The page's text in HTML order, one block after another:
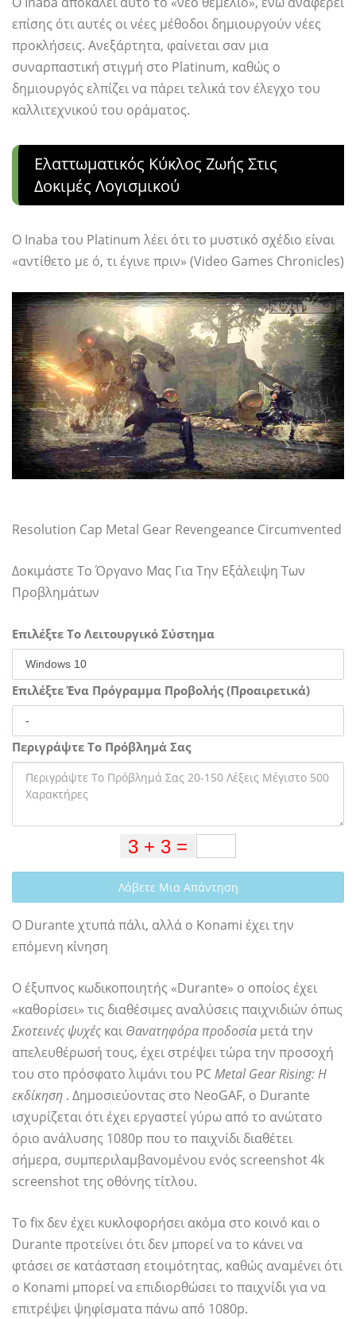
επίσης ότι αυτές οι νέες μέθοδοι δημιουργούν νέες
προκλήσεις. Ανεξάρτητα, φαίνεται σαν μια
συναρπαστική στιγμή στο Platinum, καθώς ο
δημιουργός ελπίζει να πάρει τελικά τον έλεγχο του
καλλιτεχνικού του οράματος.
Ελαττωματικός Κύκλος Ζωής Στις
Δοκιμές Λογισμικού
Ο Inaba του Platinum λέει ότι το μυστικό σχέδιο είναι
«αντίθετο με ό, τι έγινε πριν» (Video Games Chronicles)
Resolution Cap Metal Gear Revengeance Circumvented
Δοκιμάστε Το Όργανο Μας Για Την Εξάλειψη Των
Προβλημάτων
Επιλέξτε Το Λειτουργικό Σύστημα
Επιλέξτε Ένα Πρόγραμμα Προβολής (Προαιρετικά)
Περιγράψτε Το Πρόβλημά Σας
Λάβετε Μια Απάντηση
Ο Durante χτυπά πάλι, αλλά ο Konami έχει την
επόμενη κίνηση
Ο έξυπνος κωδικοποιητής «Durante» ο οποίος έχει
«καθορίσει» τις διαθέσιμες αναλύσεις παιχνιδιών όπως
Σκοτεινές ψυχές και Θανατηφόρα προδοσία μετά την
απελευθέρωσή τους, έχει στρέψει τώρα την προσοχή
του στο πρόσφατο λιμάνι του PCMetal Gear Rising: Η
εκδίκηση . Δημοσιεύοντας στο NeoGAF, ο Durante
ισχυρίζεται ότι έχει εργαστεί γύρω από το ανώτατο
όριο ανάλυσης 1080p που το παιχνίδι διαθέτει
σήμερα, συμπεριλαμβανομένου ενός screenshot 4k
screenshot της οθόνης τίτλου.
Το fix δεν έχει κυκλοφορήσει ακόμα στο κοινό και ο
Durante προτείνει ότι δεν μπορεί να το κάνει να
φτάσει σε κατάσταση ετοιμότητας, καθώς αναμένει ότι
ο Konami μπορεί να επιδιορθώσει το παιχνίδι για να
επιτρέψει ψηφίσματα πάνω από 1080p.